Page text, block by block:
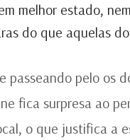
melhor estado,
do que aquelas
passeando pelo os
fica surpresa ao
o que justifica a